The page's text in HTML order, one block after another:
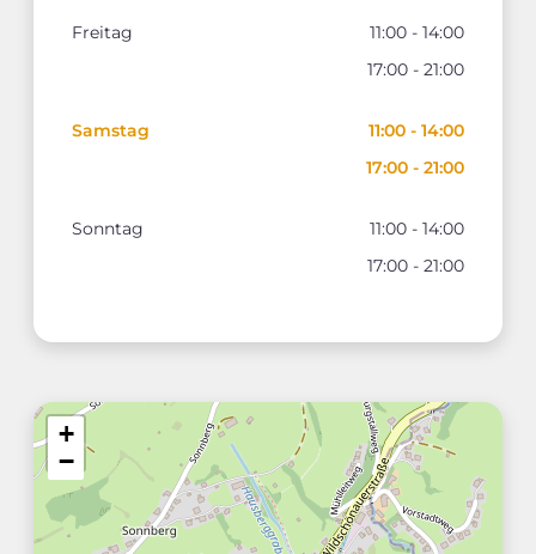
Freitag
11:00 - 14:00
17:00 - 21:00
Samstag
11:00 - 14:00
17:00 - 21:00
Sonntag
11:00 - 14:00
17:00 - 21:00
+
−